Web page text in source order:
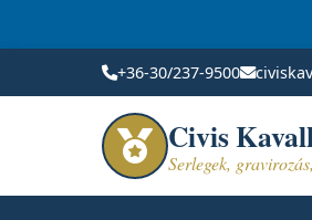
+36-30/237-9500
Civis
Serlegek,